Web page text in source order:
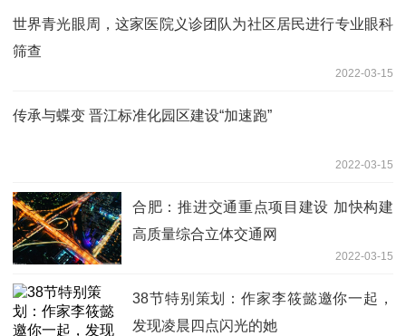
世界青光眼周，这家医院义诊团队为社区居民进行专业眼科
筛查
2022-03-15
传承与蝶变 晋江标准化园区建设“加速跑”
2022-03-15
合肥：推进交通重点项目建设 加快构建
高质量综合立体交通网
2022-03-15
38节特别策划：作家李筱懿邀你一起，
发现凌晨四点闪光的她